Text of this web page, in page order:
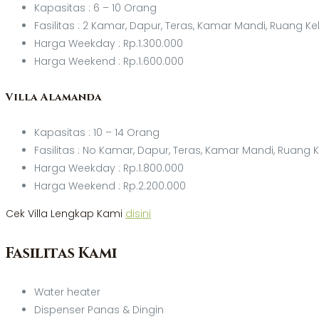
Kapasitas : 6 – 10 Orang
Fasilitas : 2 Kamar, Dapur, Teras, Kamar Mandi, Ruang
Harga Weekday : Rp.1.300.000
Harga Weekend : Rp.1.600.000
Villa Alamanda
Kapasitas : 10 – 14 Orang
Fasilitas : No Kamar, Dapur, Teras, Kamar Mandi, Ruang
Harga Weekday : Rp.1.800.000
Harga Weekend : Rp.2.200.000
Cek Villa Lengkap Kami disini
Fasilitas Kami
Water heater
Dispenser Panas & Dingin